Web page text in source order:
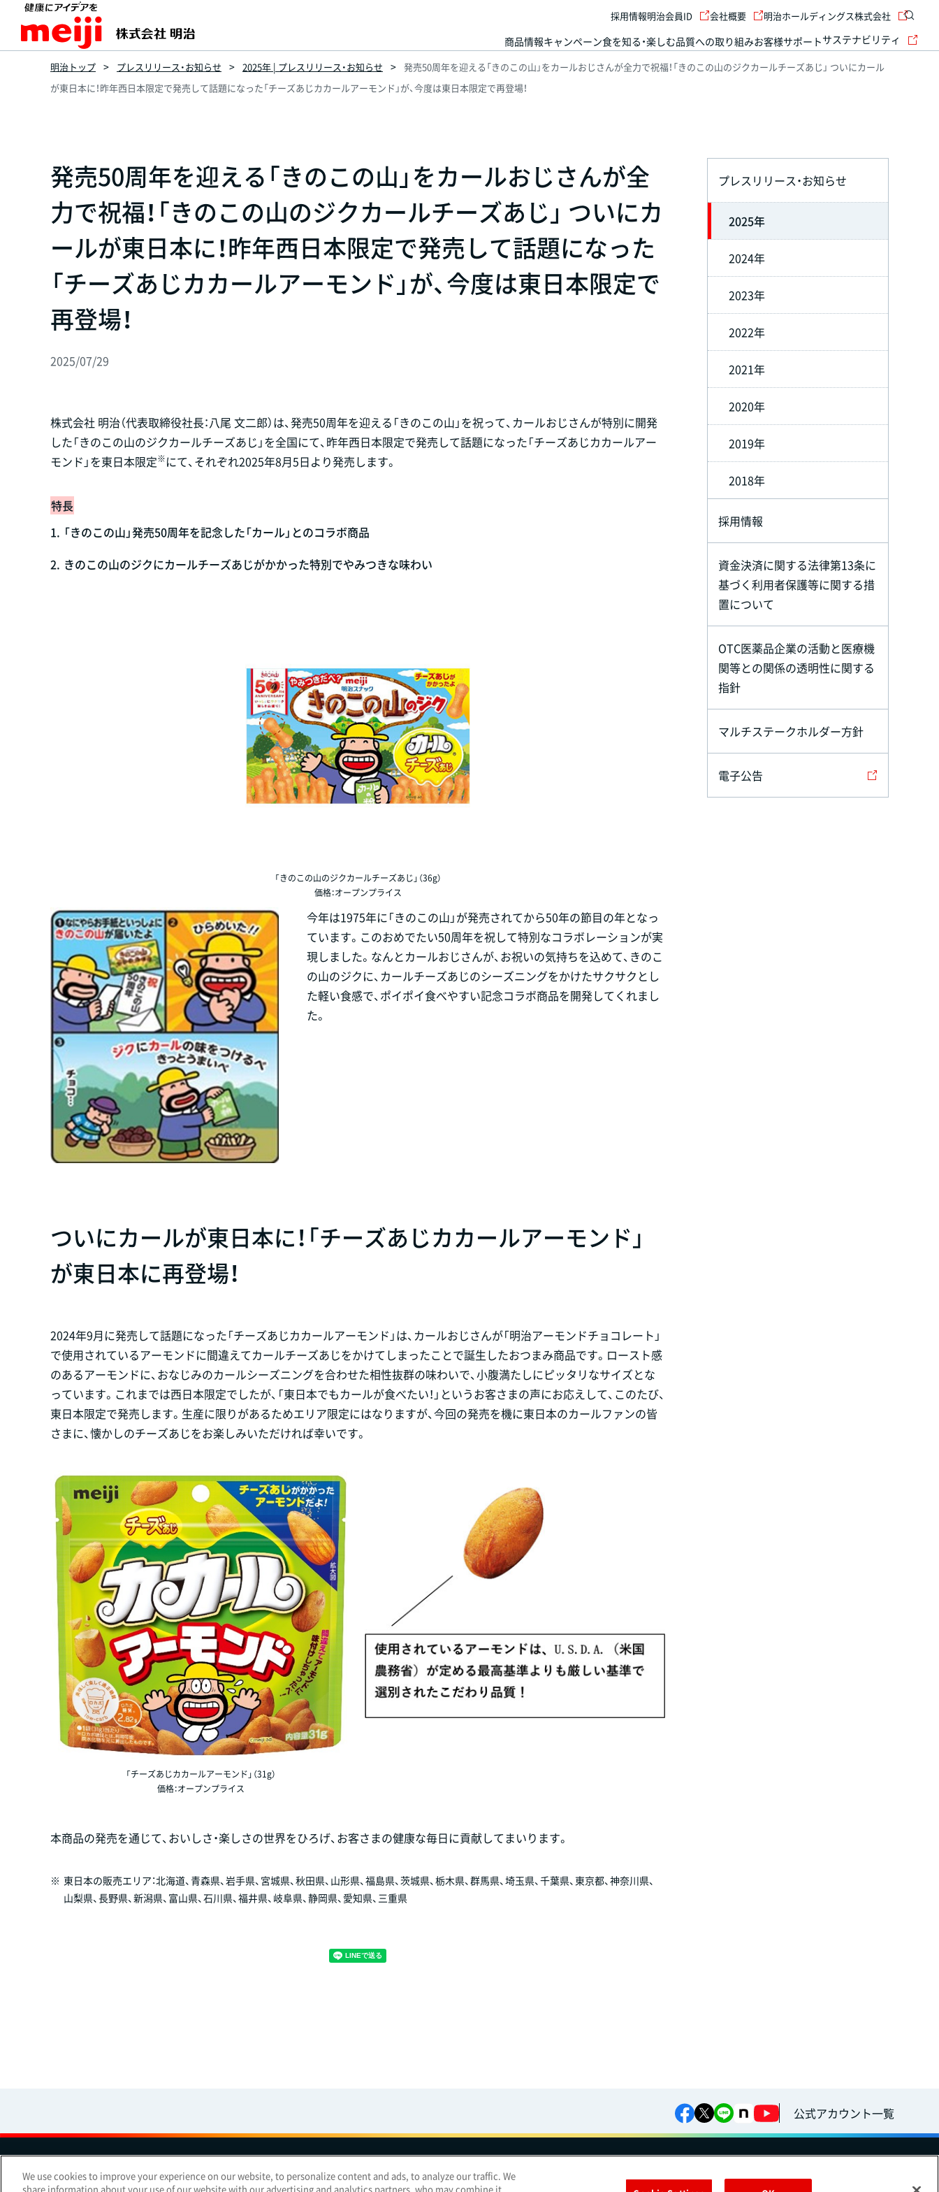
商品情報キャンペーン食を知る・楽しむ品質への取り組みお客様サポートサステナビリティ
採用情報明治会員ID 会社概要 明治ホールディングス株式会社
明治トップ プレスリリース・お知らせ 2025年 | プレスリリース・お知らせ
発売50周年を迎える「きのこの山」をカールおじさんが全力で祝福！「きのこの山のジクカールチーズあじ」 ついにカール
が東日本に！昨年西日本限定で発売して話題になった「チーズあじカカールアーモンド」が、今度は東日本限定で再登場！
発売50周年を迎える「きのこの山」をカールおじさんが全
力で祝福！「きのこの山のジクカールチーズあじ」 ついにカ
ールが東日本に！昨年西日本限定で発売して話題になった
「チーズあじカカールアーモンド」が、今度は東日本限定で
再登場！
2025/07/29
株式会社 明治（代表取締役社長：八尾 文二郎）は、発売50周年を迎える「きのこの山」を祝って、カールおじさんが特別に開発
した「きのこの山のジクカールチーズあじ」を全国にて、昨年西日本限定で発売して話題になった「チーズあじカカールアー
モンド」を東日本限定※にて、それぞれ2025年8月5日より発売します。
特長
1. 「きのこの山」発売50周年を記念した「カール」とのコラボ商品
2. きのこの山のジクにカールチーズあじがかかった特別でやみつきな味わい
「きのこの山のジクカールチーズあじ」（36g）
価格：オープンプライス
今年は1975年に「きのこの山」が発売されてから50年の節目の年となっ
ています。このおめでたい50周年を祝して特別なコラボレーションが実
現しました。なんとカールおじさんが、お祝いの気持ちを込めて、きのこ
の山のジクに、カールチーズあじのシーズニングをかけたサクサクとし
た軽い食感で、ポイポイ食べやすい記念コラボ商品を開発してくれまし
た。
ついにカールが東日本に！「チーズあじカカールアーモンド」
が東日本に再登場！
2024年9月に発売して話題になった「チーズあじカカールアーモンド」は、カールおじさんが「明治アーモンドチョコレート」
で使用されているアーモンドに間違えてカールチーズあじをかけてしまったことで誕生したおつまみ商品です。ロースト感
のあるアーモンドに、おなじみのカールシーズニングを合わせた相性抜群の味わいで、小腹満たしにピッタリなサイズとな
っています。これまでは西日本限定でしたが、「東日本でもカールが食べたい！」というお客さまの声にお応えして、このたび、
東日本限定で発売します。生産に限りがあるためエリア限定にはなりますが、今回の発売を機に東日本のカールファンの皆
さまに、懐かしのチーズあじをお楽しみいただければ幸いです。
「チーズあじカカールアーモンド」（31g）
価格：オープンプライス
本商品の発売を通じて、おいしさ・楽しさの世界をひろげ、お客さまの健康な毎日に貢献してまいります。
※ 東日本の販売エリア：北海道、青森県、岩手県、宮城県、秋田県、山形県、福島県、茨城県、栃木県、群馬県、埼玉県、千葉県、東京都、神奈川県、
山梨県、長野県、新潟県、富山県、石川県、福井県、岐阜県、静岡県、愛知県、三重県
プレスリリース・お知らせ
2025年
2024年
2023年
2022年
2021年
2020年
2019年
2018年
採用情報
資金決済に関する法律第13条に
基づく利用者保護等に関する措
置について
OTC医薬品企業の活動と医療機
関等との関係の透明性に関する
指針
マルチステークホルダー方針
電子公告
公式アカウント一覧
We use cookies to improve your experience on our website, to personalize content and ads, to analyze our traffic. We
share information about your use of our website with our advertising and analytics partners, who may combine it